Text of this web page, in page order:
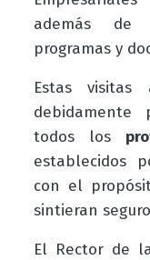
además de
programas y
Estas
debidamente
todos los
establecidos
con el
sintieran
El Rector de